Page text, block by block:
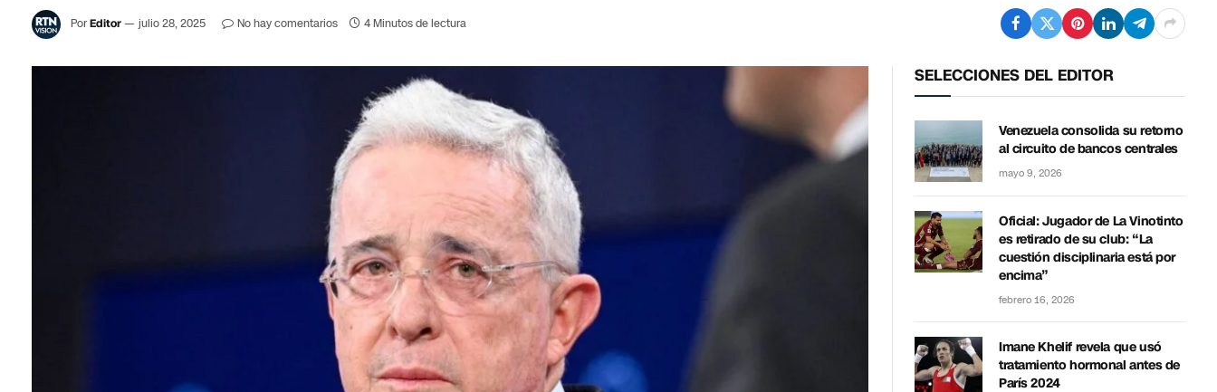
PorEditor julio 28, 2025 No hay comentarios 4 Minutos de lectura
SELECCIONES DEL EDITOR
Venezuela consolida su retorno
al circuito de bancos centrales
mayo 9, 2026
Oficial: Jugador de La Vinotinto
es retirado de su club: “La
cuestión disciplinaria está por
encima”
febrero 16, 2026
Imane Khelif revela que usó
tratamiento hormonal antes de
París 2024